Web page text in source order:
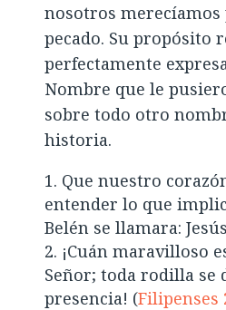
nosotros
pecado. Su propósito
perfectamente
Nombre que le
sobre todo otro
historia.
Que nuestro
entender lo que
Belén se llamara:
¡Cuán maravilloso
Señor; toda rodilla se
presencia! (Filipenses